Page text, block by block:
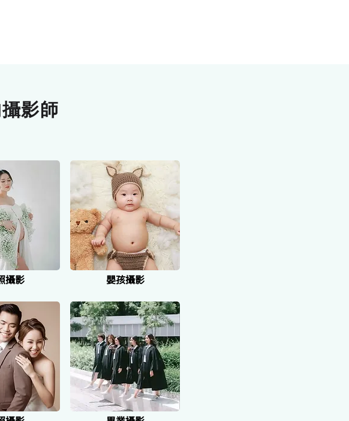
影師
攝影 嬰孩攝影